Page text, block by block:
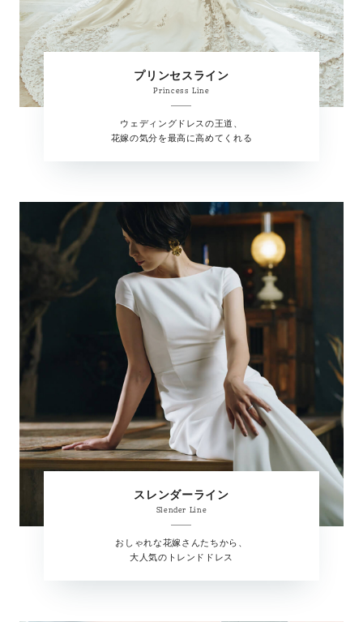
プリンセスライン
Princess Line
ウェディングドレスの王道、
花嫁の気分を最高に高めてくれる
スレンダーライン
Slender Line
おしゃれな花嫁さんたちから、
大人気のトレンドドレス